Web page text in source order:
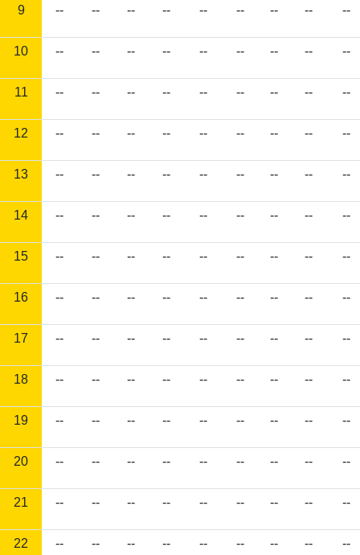
9 -- -- -- -- -- -- -- -- --
10 -- -- -- -- -- -- -- -- --
11 -- -- -- -- -- -- -- -- --
12 -- -- -- -- -- -- -- -- --
13 -- -- -- -- -- -- -- -- --
14 -- -- -- -- -- -- -- -- --
15 -- -- -- -- -- -- -- -- --
16 -- -- -- -- -- -- -- -- --
17 -- -- -- -- -- -- -- -- --
18 -- -- -- -- -- -- -- -- --
19 -- -- -- -- -- -- -- -- --
20 -- -- -- -- -- -- -- -- --
21 -- -- -- -- -- -- -- -- --
22 -- -- -- -- -- -- -- -- --